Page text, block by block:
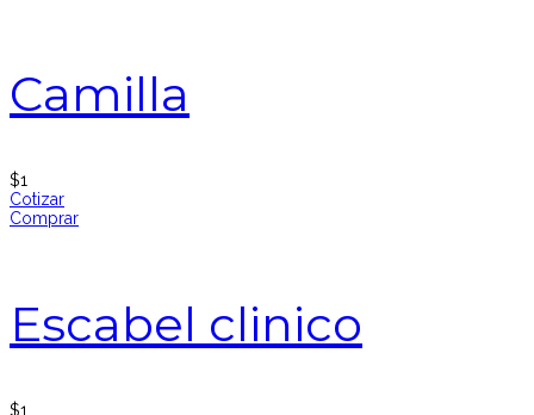
Camilla
$1
Cotizar
Comprar
Escabel clinico
$1